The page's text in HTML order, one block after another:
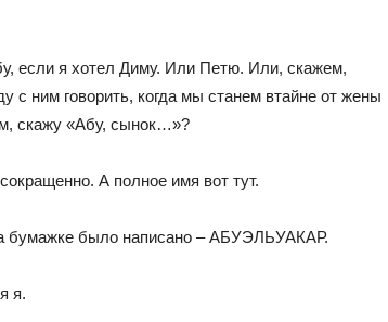
если я хотел Диму. Или Петю. Или, скажем,
ним говорить, когда мы станем втайне от жены
скажу «Абу, сынок…»?
А полное имя вот тут.
бумажке было написано – АБУЭЛЬУАКАР.
я.